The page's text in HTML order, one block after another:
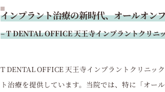
インプラント治療の新時代、オールオン
– T DENTAL OFFICE 天王寺インプラントクリニ
T DENTAL OFFICE 天王寺インプラントクリニッ
ト治療を提供しています。当院では、特に「オー